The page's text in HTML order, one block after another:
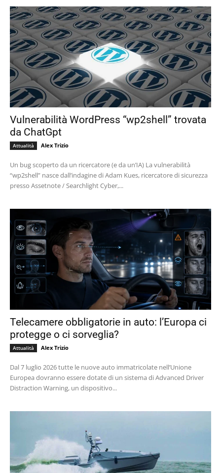
Vulnerabilità WordPress “wp2shell” trovata
da ChatGpt
Attualità Alex Trizio
Un bug scoperto da un ricercatore (e da un’IA) La vulnerabilità
“wp2shell” nasce dall’indagine di Adam Kues, ricercatore di sicurezza
presso Assetnote / Searchlight Cyber,...
Telecamere obbligatorie in auto: l’Europa ci
protegge o ci sorveglia?
Attualità Alex Trizio
Dal 7 luglio 2026 tutte le nuove auto immatricolate nell’Unione
Europea dovranno essere dotate di un sistema di Advanced Driver
Distraction Warning, un dispositivo...